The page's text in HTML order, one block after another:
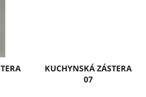
KUCHYNSKÁ ZÁSTERA
07